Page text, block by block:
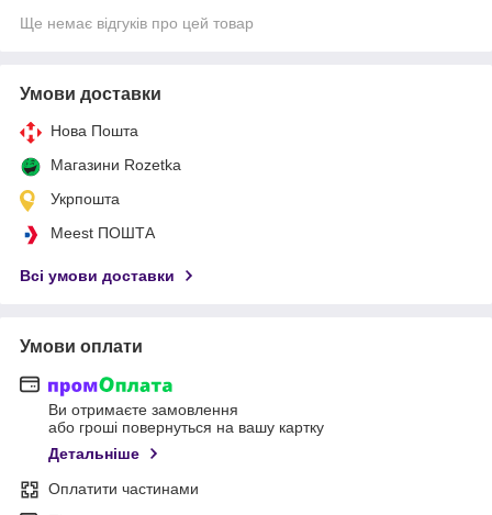
Ще немає відгуків про цей товар
Умови доставки
Нова Пошта
Магазини Rozetka
Укрпошта
Meest ПОШТА
Всі умови доставки
Умови оплати
Ви отримаєте замовлення
або гроші повернуться на вашу картку
Детальніше
Оплатити частинами